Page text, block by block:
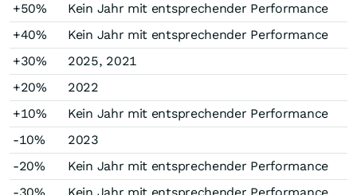
+50%
Kein Jahr mit entsprechender Performance
+40%
Kein Jahr mit entsprechender Performance
+30%
2025, 2021
+20%
2022
+10%
Kein Jahr mit entsprechender Performance
-10%
2023
-20%
Kein Jahr mit entsprechender Performance